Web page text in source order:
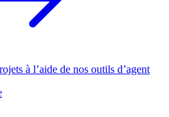
à l’aide de nos outils d’agent